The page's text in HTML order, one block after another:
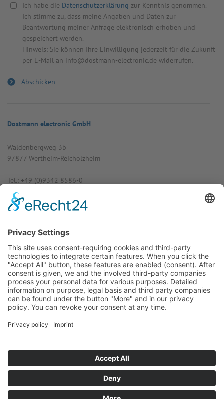
Ich habe die Datenschutzerklärung zur Kenntnis genommen.
Ich stimme zu, dass meine Angaben und Daten zur
Beantwortung meiner Anfrage elektronisch erhoben und
gespeichert werden.
Hinweis: Sie können Ihre Einwilligung jederzeit für die Zukunft
per E-Mail an info@dostmann-electronic.de widerrufen.
Dostmann electronic GmbH
Wal­den­berg­weg 3b
97877 Wert­heim-Reicholz­heim
Tel.: +49 (0)9342 8586-0
E-Mail: info@dost­mann-elec­tro­nic.de
www.dostmann-electronic.de
Haben Sie Fra­gen an uns?
Dann neh­men Sie doch ein­fach Kon­
takt mit uns auf – Wir bera­ten Sie
gerne ganz indi­vi­du­ell!